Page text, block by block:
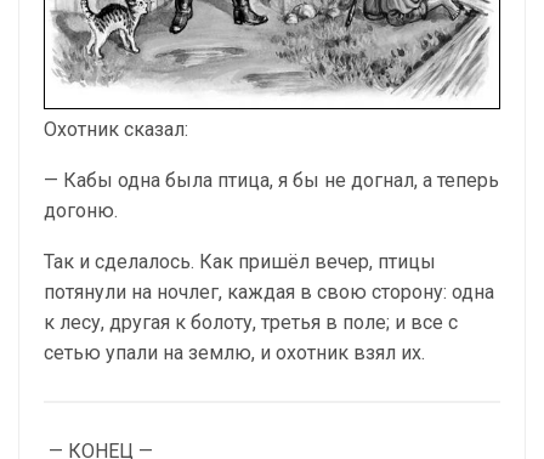
Охотник сказал:
— Кабы одна была птица, я бы не догнал, а теперь
догоню.
Так и сделалось. Как пришёл вечер, птицы
потянули на ночлег, каждая в свою сторону: одна
к лесу, другая к болоту, третья в поле; и все с
сетью упали на землю, и охотник взял их.
— КОНЕЦ —